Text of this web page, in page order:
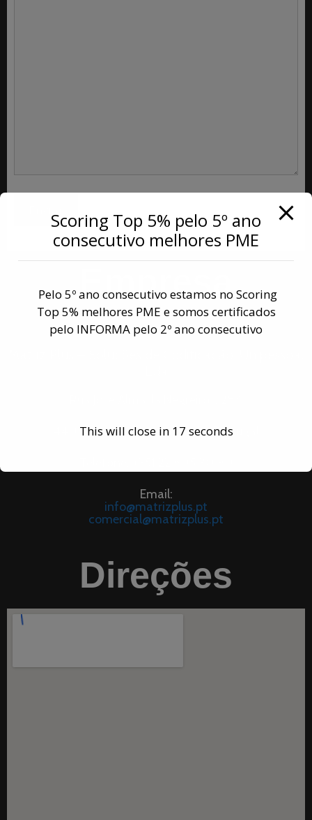
Empresa
4400-191 Vila Nova de Gaia,Portugal
Email:
info@matrizplus.pt
comercial@matrizplus.pt
Direções
Scoring Top 5% pelo 5º ano
consecutivo melhores PME
Pelo 5º ano consecutivo estamos no Scoring
Top 5% melhores PME e somos certificados
pelo INFORMA pelo 2º ano consecutivo
This will close in 17 seconds